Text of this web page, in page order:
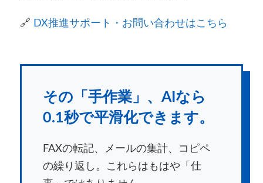
🔗 DX推進サポート・お問い合わせはこちら
その「手作業」、AIなら
0.1秒で平滑化できます。
FAXの転記、メールの集計、コピペ
の繰り返し。これらはもはや「仕